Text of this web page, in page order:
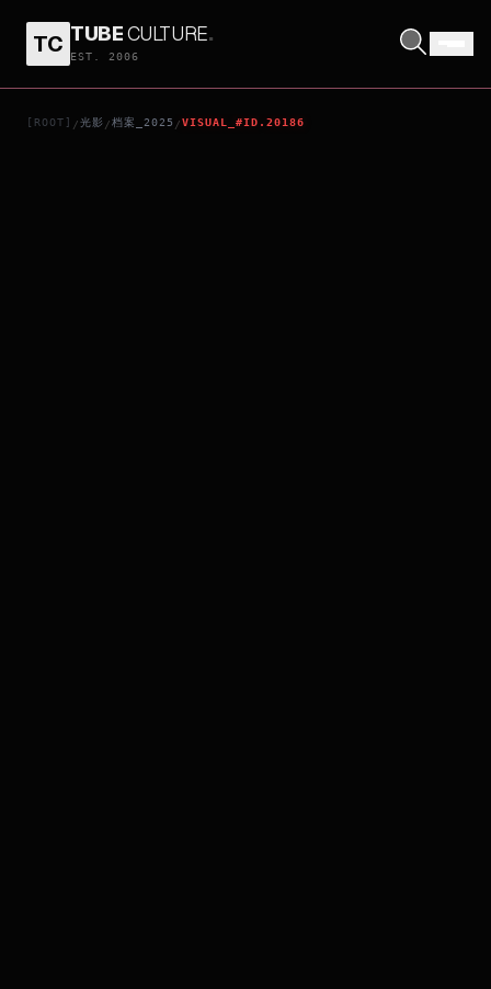
TC TUBECULTURE.
EST. 2006
[ROOT] /光影 /档案_2025 /VISUAL_#ID.20186
KAMEN RIDER GAVV: INVADERS OF THE CANDY HOUSE